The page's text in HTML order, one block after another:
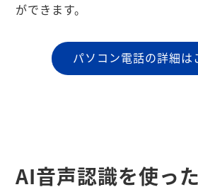
ができます。
パソコン電話の詳細は
AI音声認識を使っ